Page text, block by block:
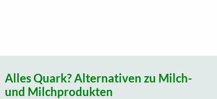
Alles Quark? Alternativen zu Milch-
und Milchprodukten